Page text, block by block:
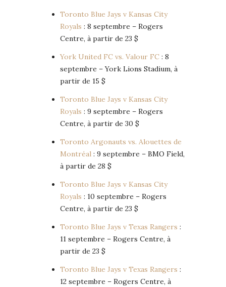
Toronto Blue Jays v Kansas City
Royals : 8 septembre – Rogers
Centre, à partir de 23 $
York United FC vs. Valour FC : 8
septembre – York Lions Stadium, à
partir de 15 $
Toronto Blue Jays v Kansas City
Royals : 9 septembre – Rogers
Centre, à partir de 30 $
Toronto Argonauts vs. Alouettes de
Montréal : 9 septembre – BMO Field,
à partir de 28 $
Toronto Blue Jays v Kansas City
Royals : 10 septembre – Rogers
Centre, à partir de 23 $
Toronto Blue Jays v Texas Rangers :
11 septembre – Rogers Centre, à
partir de 23 $
Toronto Blue Jays v Texas Rangers :
12 septembre – Rogers Centre, à